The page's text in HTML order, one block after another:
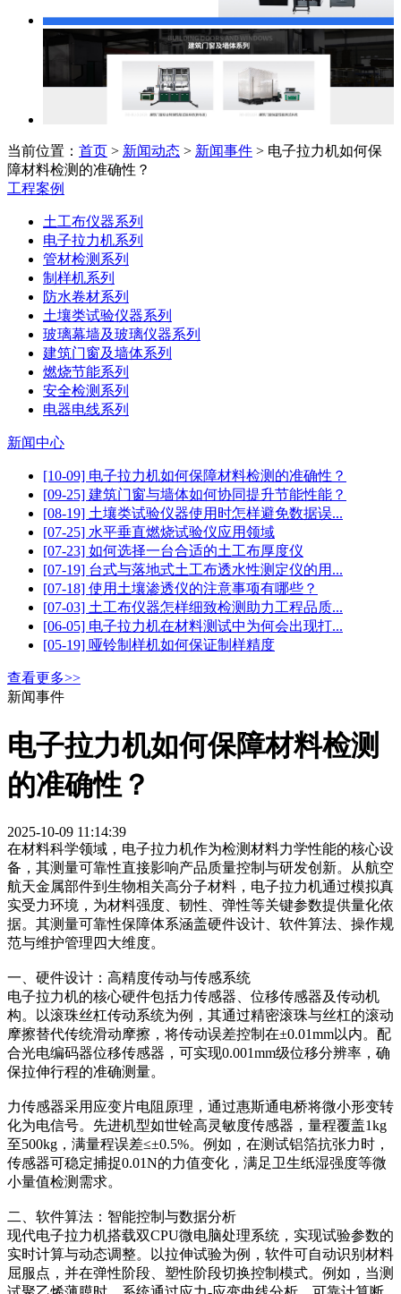
当前位置： 首页 > 新闻动态 > 新闻事件 > 电子拉力机如何保
障材料检测的准确性？
工程案例
土工布仪器系列
电子拉力机系列
管材检测系列
制样机系列
防水卷材系列
土壤类试验仪器系列
玻璃幕墙及玻璃仪器系列
建筑门窗及墙体系列
燃烧节能系列
安全检测系列
电器电线系列
新闻中心
[10-09] 电子拉力机如何保障材料检测的准确性？
[09-25] 建筑门窗与墙体如何协同提升节能性能？
[08-19] 土壤类试验仪器使用时怎样避免数据误...
[07-25] 水平垂直燃烧试验仪应用领域
[07-23] 如何选择一台合适的土工布厚度仪
[07-19] 台式与落地式土工布透水性测定仪的用...
[07-18] 使用土壤渗透仪的注意事项有哪些？
[07-03] 土工布仪器怎样细致检测助力工程品质...
[06-05] 电子拉力机在材料测试中为何会出现打...
[05-19] 哑铃制样机如何保证制样精度
查看更多>>
新闻事件
电子拉力机如何保障材料检测
的准确性？
2025-10-09 11:14:39
在材料科学领域，电子拉力机作为检测材料力学性能的核心设
备，其测量可靠性直接影响产品质量控制与研发创新。从航空
航天金属部件到生物相关高分子材料，电子拉力机通过模拟真
实受力环境，为材料强度、韧性、弹性等关键参数提供量化依
据。其测量可靠性保障体系涵盖硬件设计、软件算法、操作规
范与维护管理四大维度。
一、硬件设计：高精度传动与传感系统
电子拉力机的核心硬件包括力传感器、位移传感器及传动机
构。以滚珠丝杠传动系统为例，其通过精密滚珠与丝杠的滚动
摩擦替代传统滑动摩擦，将传动误差控制在±0.01mm以内。配
合光电编码器位移传感器，可实现0.001mm级位移分辨率，确
保拉伸行程的准确测量。
力传感器采用应变片电阻原理，通过惠斯通电桥将微小形变转
化为电信号。先进机型如世铨高灵敏度传感器，量程覆盖1kg
至500kg，满量程误差≤±0.5%。例如，在测试铝箔抗张力时，
传感器可稳定捕捉0.01N的力值变化，满足卫生纸湿强度等微
小量值检测需求。
二、软件算法：智能控制与数据分析
现代电子拉力机搭载双CPU微电脑处理系统，实现试验参数的
实时计算与动态调整。以拉伸试验为例，软件可自动识别材料
屈服点，并在弹性阶段、塑性阶段切换控制模式。例如，当测